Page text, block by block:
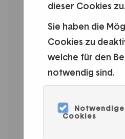
dieser Cookies zu.
Sie haben die
Cookies zu
welche für den
notwendig sind.
Notwendige
Cookies